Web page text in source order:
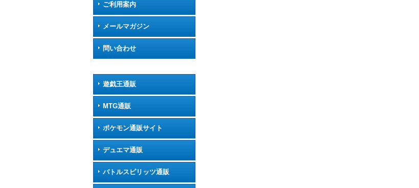
ご利用案内
メールマガジン
問い合わせ
遊戯王通販
MTG通販
ポケモン通販サイト
デュエマ通販
バトルスピリッツ通販